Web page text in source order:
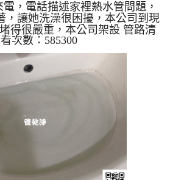
，電話描述家裡熱水管問題，
，讓她洗澡很困擾，本公司到現
得很嚴重，本公司架設 管路清
，泡泡水一直從水龍頭流出，
還有黃黃的顏色，如下圖及影
到才明白，原來管路裡面這麼嚴
個小時後，熱水器正常運行，蘇
水澡了。 清洗水管, 水管清洗,
塞, 熱水忽冷忽熱, 洗管路 ...
次數：585300